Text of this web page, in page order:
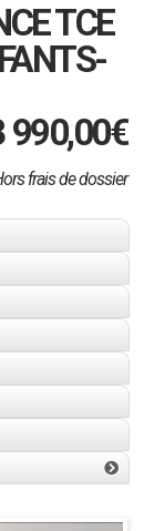
TCE
990,00€
frais de dossier